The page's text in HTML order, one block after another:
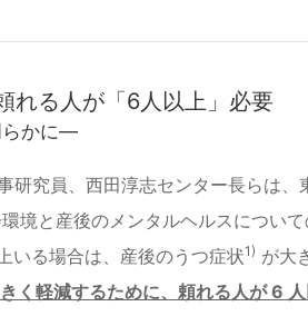
れる人が「6人以上」必要
らかに―
研究員、西田淳志センター長らは、
境と産後のメンタルヘルスについ
いる場合は、産後のうつ症状1) が大
く軽減するために、頼れる人が 6